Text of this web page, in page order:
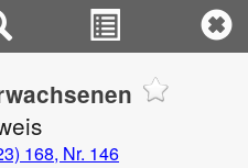
168, Nr. 146